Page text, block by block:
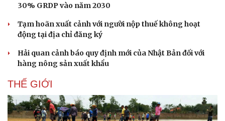
Bóng đá
Lịch thi đấu bóng đá
Thế giới thể thao
eSports
Xe máy
Tư vấn
30% GRDP vào năm 2030
Tạm hoãn xuất cảnh với người nộp thuế không hoạt
động tại địa chỉ đăng ký
Hải quan cảnh báo quy định mới của Nhật Bản đối với
hàng nông sản xuất khẩu
THẾ GIỚI